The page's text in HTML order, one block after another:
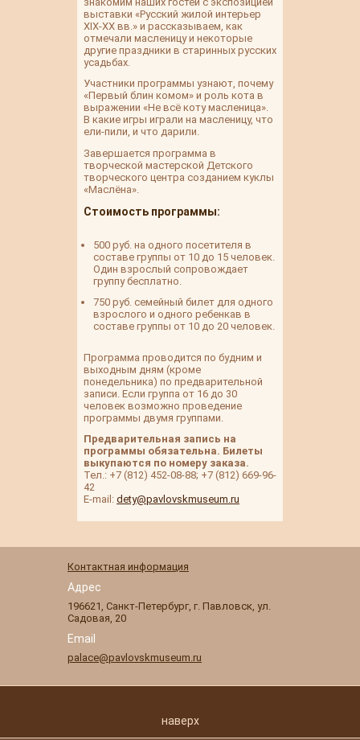
выставки «Русский жилой интерьер
XIX-XX вв.» и рассказываем, как
отмечали масленицу и некоторые
другие праздники в старинных русских
усадьбах.
Участники программы узнают, почему
«Первый блин комом» и роль кота в
выражении «Не всё коту масленица».
В какие игры играли на масленицу, что
ели-пили, и что дарили.
Завершается программа в
творческой мастерской Детского
творческого центра созданием куклы
«Маслёна».
Стоимость программы:
500 руб. на одного посетителя в
составе группы от 10 до 15 человек.
Один взрослый сопровождает
группу бесплатно.
750 руб. семейный билет для одного
взрослого и одного ребенкав в
составе группы от 10 до 20 человек.
Программа проводится по будним и
выходным дням (кроме
понедельника) по предварительной
записи. Если группа от 16 до 30
человек возможно проведение
программы двумя группами.
Предварительная запись на
программы обязательна. Билеты
выкупаются по номеру заказа.
Тел.: +7 (812) 452-08-88; +7 (812) 669-96-
42
E-mail: dety@pavlovskmuseum.ru
Контактная информация
Адрес
196621 , Санкт-Петербург, г. Павловск, ул.
Садовая, 20
Email
palace@pavlovskmuseum.ru
наверх